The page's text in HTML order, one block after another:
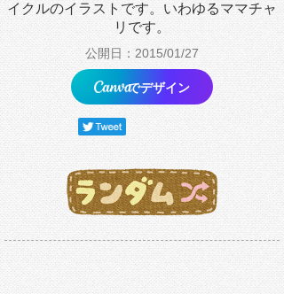
イクルのイラストです。いわゆるママチャ
リです。
公開日：2015/01/27
でデザイン